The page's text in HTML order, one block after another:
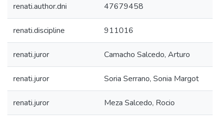
renati.author.dni 47679458
renati.discipline 911016
renati.juror Camacho Salcedo, Arturo
renati.juror Soria Serrano, Sonia Margot
renati.juror Meza Salcedo, Rocio